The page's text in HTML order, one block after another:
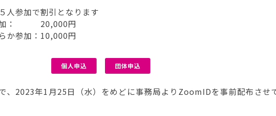
人参加で割引となります
加： 20,000円
参加：10,000円
個人申込 団体申込
、2023年1月25日（水）をめどに事務局よりZoomIDを事前配布させ